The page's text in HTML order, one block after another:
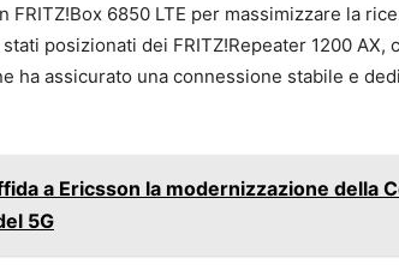
FRITZ!Box 6850 LTE per massimizzare la
posizionati dei FRITZ!Repeater 1200 AX,
ha assicurato una connessione stabile e
a Ericsson la modernizzazione della
5G